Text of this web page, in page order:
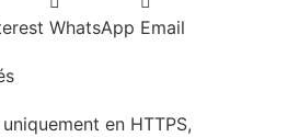
WhatsApp Email
en HTTPS,